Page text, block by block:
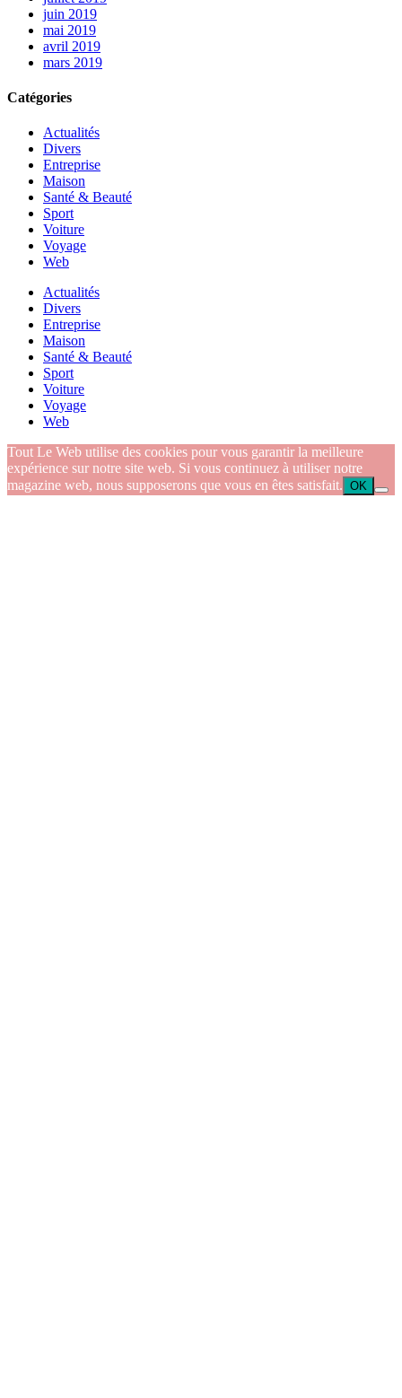
juin 2019
mai 2019
avril 2019
mars 2019
Catégories
Actualités
Divers
Entreprise
Maison
Santé & Beauté
Sport
Voiture
Voyage
Web
Actualités
Divers
Entreprise
Maison
Santé & Beauté
Sport
Voiture
Voyage
Web
Tout Le Web utilise des cookies pour vous garantir la meilleure
expérience sur notre site web. Si vous continuez à utiliser notre
magazine web, nous supposerons que vous en êtes satisfait. OK